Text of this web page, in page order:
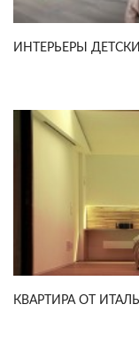
ИНТЕРЬЕРЫ
КВАРТИРА ОТ